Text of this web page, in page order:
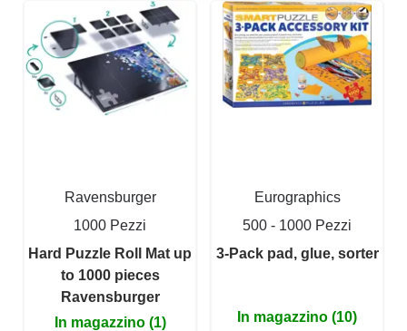
Ravensburger
1000 Pezzi
Hard Puzzle Roll Mat up
to 1000 pieces
Ravensburger
In magazzino (1)
Eurographics
500 - 1000 Pezzi
3-Pack pad, glue, sorter
In magazzino (10)